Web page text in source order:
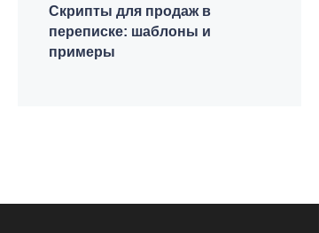
Скрипты для продаж в
переписке: шаблоны и
примеры